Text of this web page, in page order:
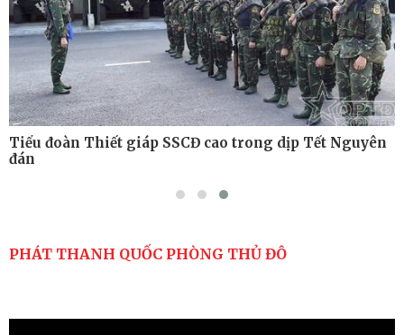
Tiểu đoàn Thiết giáp SSCĐ cao trong dịp Tết Nguyên
đán
PHÁT THANH QUỐC PHÒNG THỦ ĐÔ